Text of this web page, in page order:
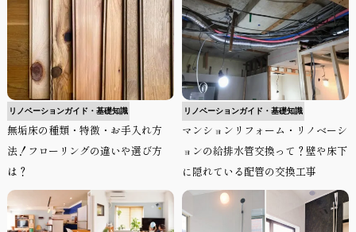
リノベーションガイド・基礎知識
無垢床の種類・特徴・お手入れ方
法！フローリングの違いや選び方
は？
リノベーションガイド・基礎知識
マンションリフォーム・リノベーシ
ョンの給排水管交換って？壁や床下
に隠れている配管の交換工事